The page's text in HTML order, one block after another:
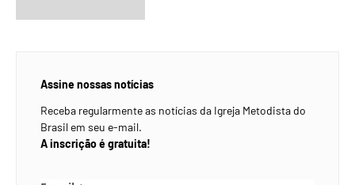
Assine nossas notícias
Receba regularmente as notícias da Igreja Metodista do
Brasil em seu e-mail.
A inscrição é gratuita!